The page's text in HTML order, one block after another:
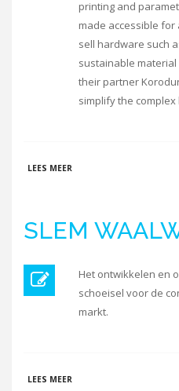
printing and
made accessible for
sell hardware such
sustainable material
their partner
simplify the
LEES MEER
SLEM
Het ontwikkelen en
schoeisel voor de
markt.
LEES MEER